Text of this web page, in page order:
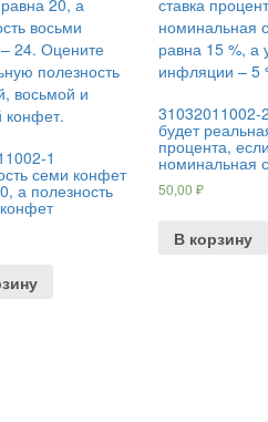
1
семи конфет
а полезность
31032011002-
будет
процента, если
номинальная
50,00 ₽
В корзину